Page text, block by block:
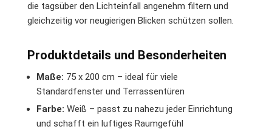
die tagsüber den Lichteinfall angenehm filtern und
gleichzeitig vor neugierigen Blicken schützen sollen.
Produktdetails und Besonderheiten
Maße: 75 x 200 cm – ideal für viele
Standardfenster und Terrassentüren
Farbe: Weiß – passt zu nahezu jeder Einrichtung
und schafft ein luftiges Raumgefühl